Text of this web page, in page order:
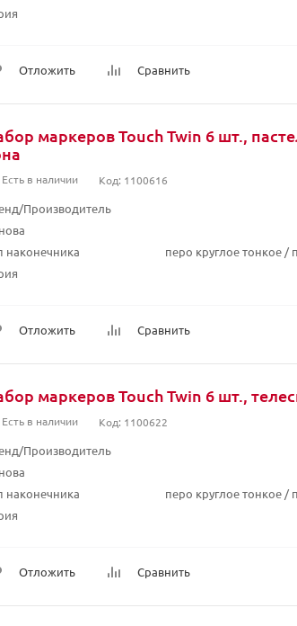
Отложить Сравнить
маркеров Touch Twin 6 шт.,
Есть в наличии Код: 1100616
Производитель
наконечника
перо круглое тонкое /
Отложить Сравнить
маркеров Touch Twin 6 шт.,
Есть в наличии Код: 1100622
Производитель
наконечника
перо круглое тонкое /
Отложить Сравнить